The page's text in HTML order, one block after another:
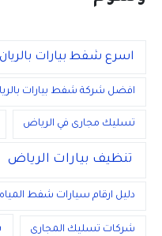
اسرع شفط بيارات بالريان
افضل شركة شفط بيارات
تسليك مجارى في الرياض
تنظيف بيارات الرياض
دليل ارقام سيارات شفط
شركات تسليك المجارى